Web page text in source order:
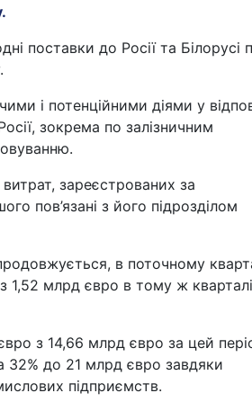
поставки до Росії та Білорусі
і потенційними діями у
зокрема по залізничним
зареєстрованих за
пов’язані з його підрозділом
в поточному
1,52 млрд євро в тому ж
з 14,66 млрд євро за цей
до 21 млрд євро завдяки
підприємств.